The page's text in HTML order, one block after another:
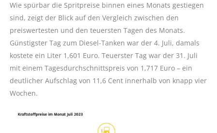
Wie spürbar die Spritpreise binnen eines Monats gestiegen
sind, zeigt der Blick auf den Vergleich zwischen den
preiswertesten und den teuersten Tagen des Monats.
Günstigster Tag zum Diesel-Tanken war der 4. Juli, damals
kostete ein Liter 1,601 Euro. Teuerster Tag war der 31. Juli
mit einem Tagesdurchschnittspreis von 1,717 Euro – ein
deutlicher Aufschlag von 11,6 Cent innerhalb von knapp vier
Wochen.